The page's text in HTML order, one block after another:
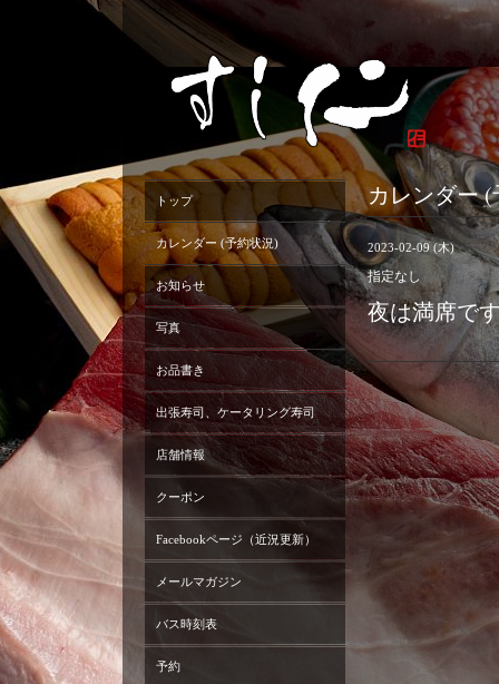
カレンダー
2023-02-09 (木)
指定なし
夜は満席で
トップ
カレンダー (予約状況)
お知らせ
写真
お品書き
出張寿司、ケータリング寿司
店舗情報
クーポン
Facebookページ（近況更新）
メールマガジン
バス時刻表
予約